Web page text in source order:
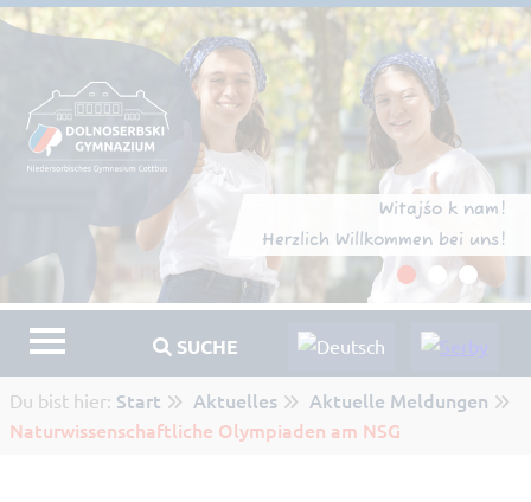
Witajśo k nam!
Herzlich Willkommen bei uns!
SUCHE
Du bist hier: Start Aktuelles
Aktuelle Meldungen
Naturwissenschaftliche Olympiaden am NSG